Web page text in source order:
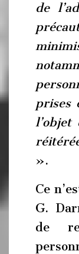
de
prises
l’objet
».
Ce
G.
de